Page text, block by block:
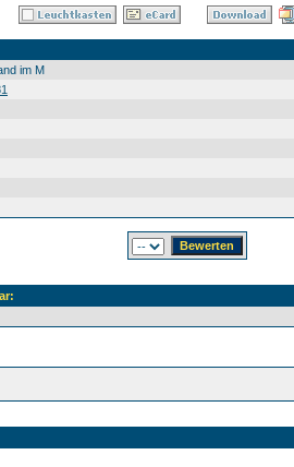
im M